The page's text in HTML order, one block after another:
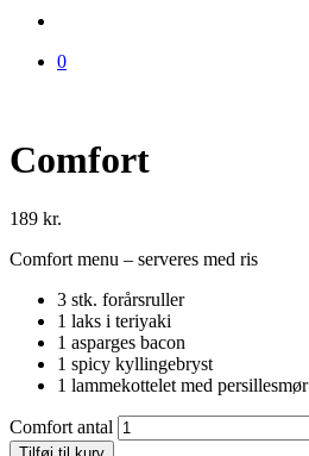
0
Comfort
189 kr.
Comfort menu – serveres med ris
3 stk. forårsruller
1 laks i teriyaki
1 asparges bacon
1 spicy kyllingebryst
1 lammekottelet med persillesmør
Comfort antal